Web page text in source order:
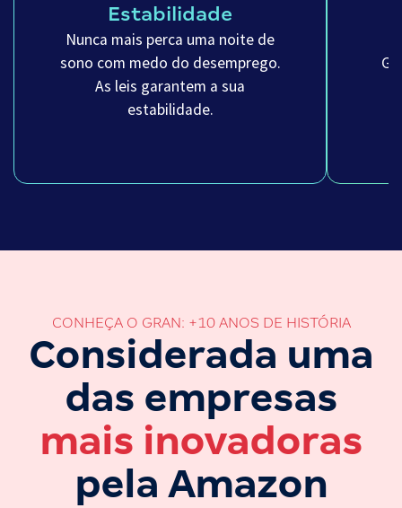
Estabilidade
Nunca mais perca uma noite de
sono com medo do desemprego.
As leis garantem a sua
estabilidade.
CONHEÇA O GRAN: +10 ANOS DE HISTÓRIA
Considerada uma
das empresas
mais inovadoras
pela Amazon